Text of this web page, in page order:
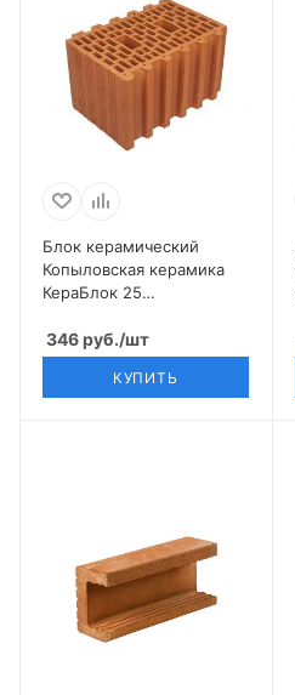
Блок керамический
Копыловская керамика
КераБлок 25
346руб./шт
КУПИТЬ